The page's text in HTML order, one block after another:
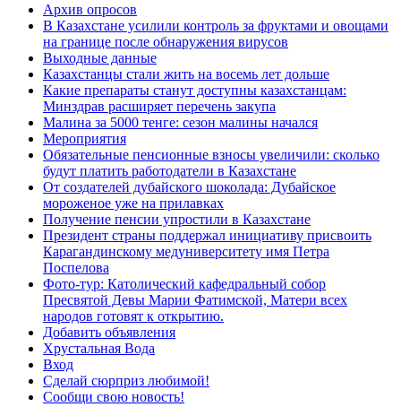
Архив опросов
В Казахстане усилили контроль за фруктами и овощами
на границе после обнаружения вирусов
Выходные данные
Казахстанцы стали жить на восемь лет дольше
Какие препараты станут доступны казахстанцам:
Минздрав расширяет перечень закупа
Малина за 5000 тенге: сезон малины начался
Мероприятия
Обязательные пенсионные взносы увеличили: сколько
будут платить работодатели в Казахстане
От создателей дубайского шоколада: Дубайское
мороженое уже на прилавках
Получение пенсии упростили в Казахстане
Президент страны поддержал инициативу присвоить
Карагандинскому медуниверситету имя Петра
Поспелова
Фото-тур: Католический кафедральный собор
Пресвятой Девы Марии Фатимской, Матери всех
народов готовят к открытию.
Добавить объявления
Хрустальная Вода
Вход
Сделай сюрприз любимой!
Сообщи свою новость!